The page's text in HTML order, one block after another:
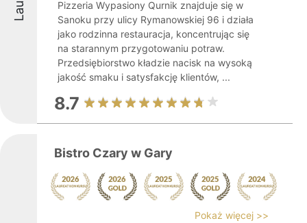
Pizzeria Wypasiony Qurnik znajduje się w
Sanoku przy ulicy Rymanowskiej 96 i działa
jako rodzinna restauracja, koncentrując się
na starannym przygotowaniu potraw.
Przedsiębiorstwo kładzie nacisk na wysoką
jakość smaku i satysfakcję klientów, ...
8.7
Bistro Czary w Gary
Pokaż więcej >>